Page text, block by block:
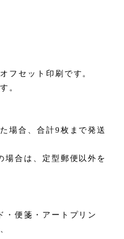
フセット印刷です。
。
場合、合計9枚まで発送
場合は、定型郵便以外を
・便箋・アートプリン